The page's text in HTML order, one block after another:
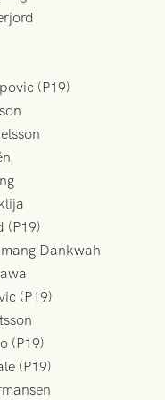
(P19)
(P19)
Dankwah
(P19)
(P19)
(P19)